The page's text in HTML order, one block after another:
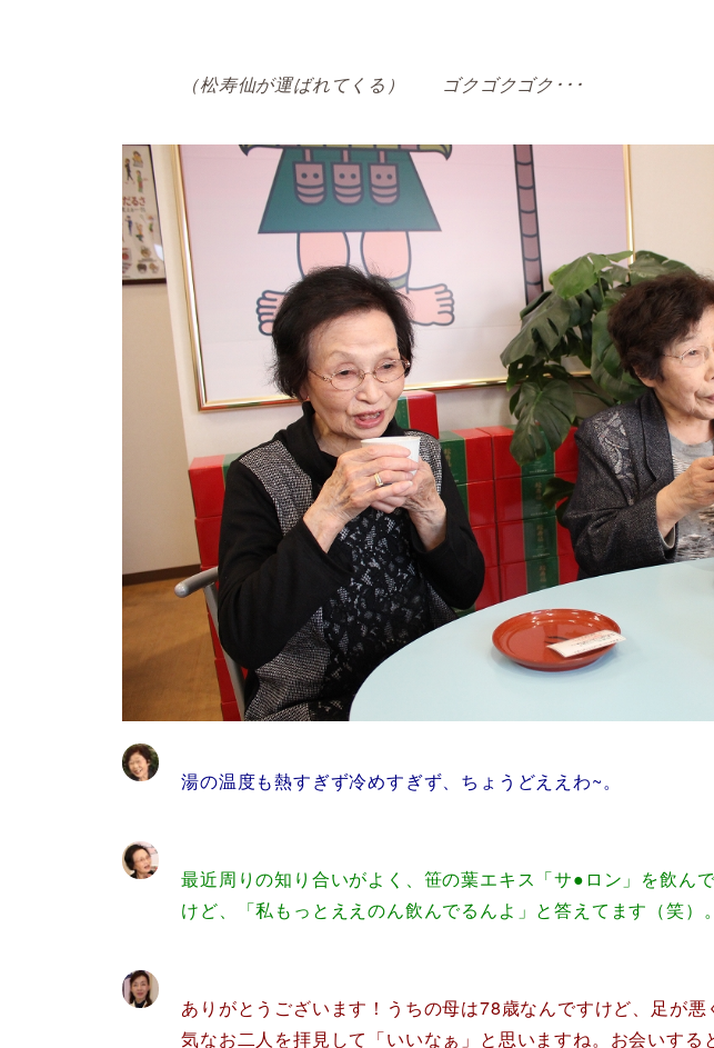
（松寿仙が運ばれてくる） ゴクゴクゴク･･･
湯の温度も熱すぎず冷めすぎず、ちょうどええわ~。
最近周りの知り合いがよく、笹の葉エキス「サ●ロン」を飲ん
けど、「私もっとええのん飲んでるんよ」と答えてます（笑）。
ありがとうございます！うちの母は78歳なんですけど、足が
気なお二人を拝見して「いいなぁ」と思いますね。お会いする